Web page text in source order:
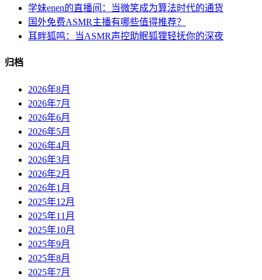
学妹enen的直播间：当微笑成为算法时代的通货
国外免费ASMR主播有哪些值得推荐？
耳畔狐鸣：当ASMR声控助眠狐狸轻抚你的深夜
归档
2026年8月
2026年7月
2026年6月
2026年5月
2026年4月
2026年3月
2026年2月
2026年1月
2025年12月
2025年11月
2025年10月
2025年9月
2025年8月
2025年7月